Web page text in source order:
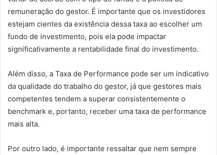
remuneração do gestor. É importante que os investidores
estejam cientes da existência dessa taxa ao escolher um
fundo de investimento, pois ela pode impactar
significativamente a rentabilidade final do investimento.
Além disso, a Taxa de Performance pode ser um indicativo
da qualidade do trabalho do gestor, já que gestores mais
competentes tendem a superar consistentemente o
benchmark e, portanto, receber uma taxa de performance
mais alta.
Por outro lado, é importante ressaltar que nem sempre